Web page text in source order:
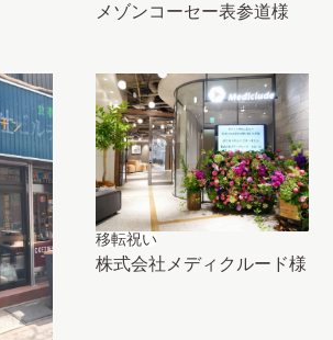
メゾンコーセー表参道様
移転祝い
株式会社メディクルード様